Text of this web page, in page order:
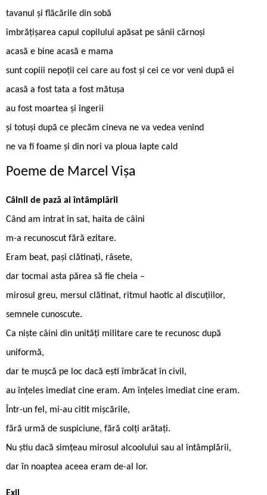
tavanul și flăcările din sobă
îmbrățișarea capul copilului apăsat pe sânii cărnoși
acasă e bine acasă e mama
sunt copiii nepoții cei care au fost și cei ce vor veni după ei
acasă a fost tata a fost mătușa
au fost moartea și îngerii
și totuși după ce plecăm cineva ne va vedea venind
ne va fi foame și din nori va ploua lapte cald
Poeme de Marcel Vișa
Câinii de pază ai întâmplării
Când am intrat în sat, haita de câini
m-a recunoscut fără ezitare.
Eram beat, pași clătinați, râsete,
dar tocmai asta părea să fie cheia –
mirosul greu, mersul clătinat, ritmul haotic al discuțiilor,
semnele cunoscute.
Ca niște câini din unități militare care te recunosc după
uniformă,
dar te mușcă pe loc dacă ești îmbrăcat în civil,
au înțeles imediat cine eram. Am înțeles imediat cine eram.
Într-un fel, mi-au citit mișcările,
fără urmă de suspiciune, fără colți arătați.
Nu știu dacă simțeau mirosul alcoolului sau al întâmplării,
dar în noaptea aceea eram de-al lor.
Exil